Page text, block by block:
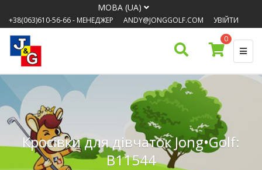
МОВА (UA)
+38(063)610-56-66- МЕНЕДЖЕР ANDY@JONGGOLF.COM
УВІЙТИ
0
Кросівки для дівчаток Jong•Golf:
B11544